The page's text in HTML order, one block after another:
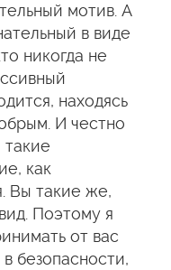
мотив. А
в виде
никогда не
находясь
И честно
такие
как
Вы такие же,
Поэтому я
от вас
безопасности,